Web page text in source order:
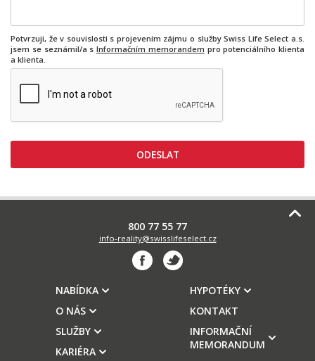
Potvrzuji, že v souvislosti s projevením zájmu o služby Swiss Life Select a.s.
jsem se seznámil/a s Informačním memorandem pro potenciálního klienta
a klienta.
800 77 55 77
info-reality@swisslifeselect.cz
NABÍDKA
O NÁS
SLUŽBY
KARIÉRA
HYPOTÉKY
KONTAKT
INFORMAČNÍ
MEMORANDUM